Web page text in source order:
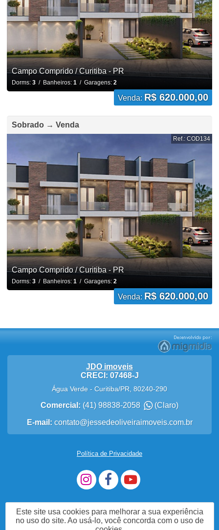
Campo Comprido / Curitiba - PR
Dorms: 3/ Banheiros: 1/ Garagens: 2
Venda: R$ 620.000,00
Sobrado → Venda
Ref.: COD134
Campo Comprido / Curitiba - PR
Dorms: 3/ Banheiros: 1/ Garagens: 2
Venda: R$ 620.000,00
JDO imoveis
CRECI: 07468-J
Água Verde - Curitiba/PR, 80240-290
Comercial: (41) 98838-2058 (Claro)
E-mail: contato@jessedeoliveiraimoveis.com.br
Política de Privacidade
Este site usa cookies para melhorar a sua experiência
no uso do site. Ao usá-lo, você concorda com o uso de